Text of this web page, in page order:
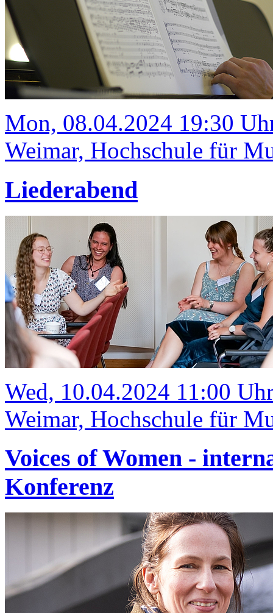
Mon, 08.04.2024 19:30
Weimar, Hochschule für
Liederabend
Wed, 10.04.2024 11:00
Weimar, Hochschule für
Voices of Women -
Konferenz